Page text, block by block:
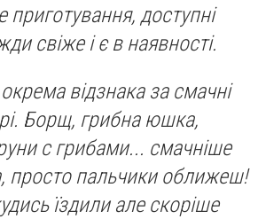
приготування, доступні
свіже і є в наявності.
відзнака за смачні
Борщ, грибна юшка,
с грибами... смачніше
просто пальчики оближеш!
їздили але скоріше